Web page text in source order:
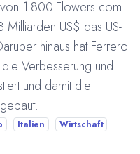
1-800-Flowers.com
US$ das US-
hinaus hat Ferrero
Verbesserung und
und damit die
Italien Wirtschaft